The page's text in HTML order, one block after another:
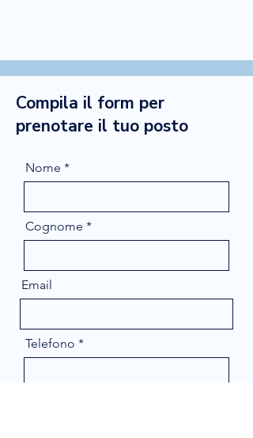
Compila il form per
prenotare il tuo posto
Nome
Cognome
Email
Telefono